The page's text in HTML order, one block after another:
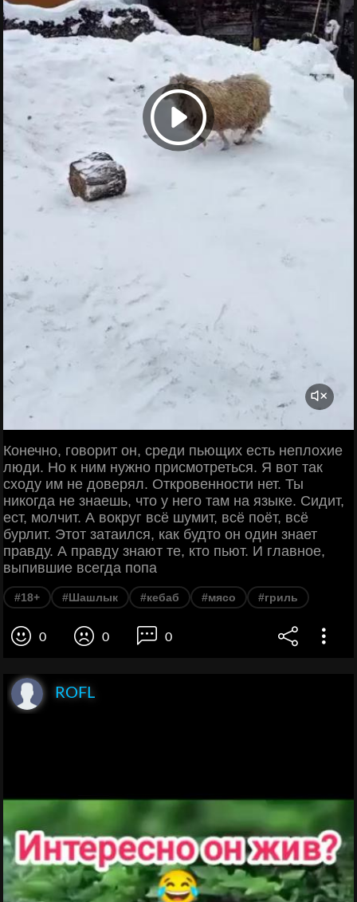
Конечно, говорит он, среди пьющих есть неплохие
люди. Но к ним нужно присмотреться. Я вот так
сходу им не доверял. Откровенности нет. Ты
никогда не знаешь, что у него там на языке. Сидит,
ест, молчит. А вокруг всё шумит, всё поёт, всё
бурлит. Этот затаился, как будто он один знает
правду. А правду знают те, кто пьют. И главное,
выпившие всегда попа
#18+ #Шашлык #кебаб #мясо #гриль
0 0 0
ROFL